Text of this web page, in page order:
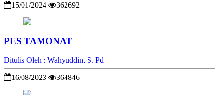
15/01/2024 362692
PES TAMONAT
Ditulis Oleh : Wahyuddin, S. Pd
16/08/2023 364846